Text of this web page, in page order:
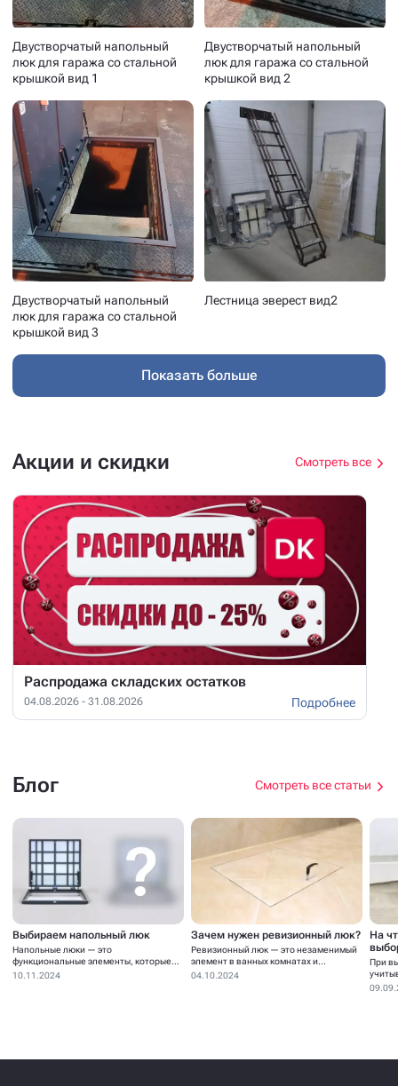
Двустворчатый напольный
люк для гаража со стальной
крышкой вид 1
Двустворчатый напольный
люк для гаража со стальной
крышкой вид 2
Двустворчатый напольный
люк для гаража со стальной
крышкой вид 3
Лестница эверест вид2
Показать больше
Акции и скидки Смотреть все
Распродажа складских остатков
04.08.2026 - 31.08.2026 Подробнее
Блог Смотреть все статьи
Выбираем напольный люк
Напольные люки — это
функциональные элементы, которые
устанавливаются для...
10.11.2024
Зачем нужен ревизионный люк?
Ревизионный люк — это незаменимый
элемент в ванных комнатах и...
04.10.2024
На
При